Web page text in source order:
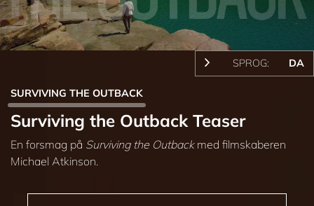
Video
SPROG: DA
SURVIVING THE OUTBACK
Surviving the Outback Teaser
En forsmag på Surviving the Outbackmed filmskaberen
Michael Atkinson.